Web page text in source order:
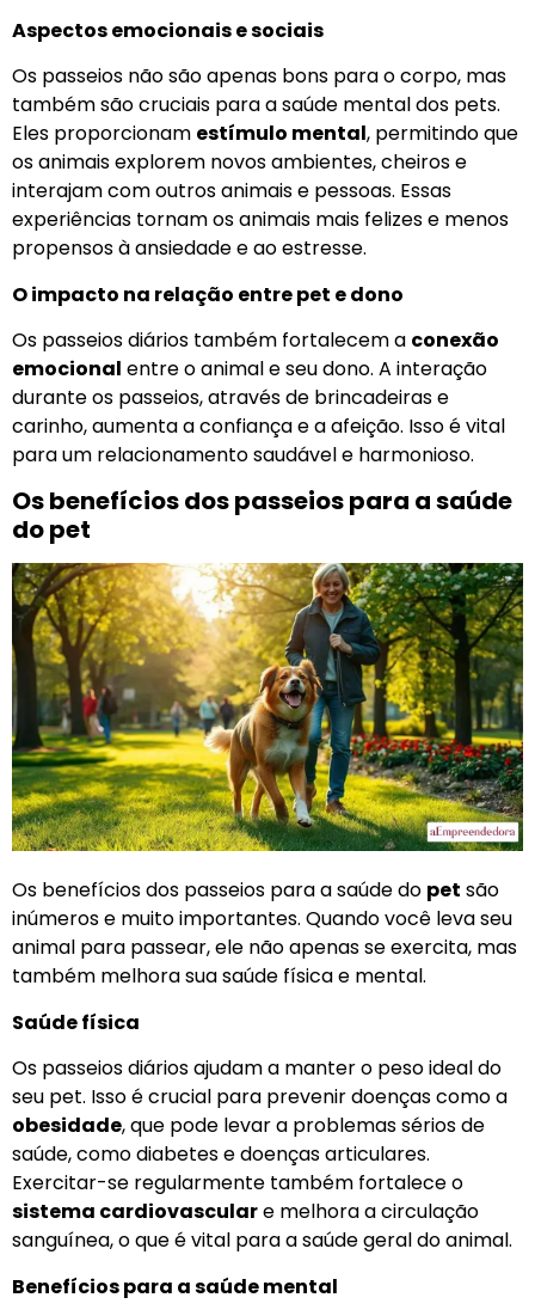
Aspectos emocionais e sociais
Os passeios não são apenas bons para o corpo, mas
também são cruciais para a saúde mental dos pets.
Eles proporcionam estímulo mental, permitindo que
os animais explorem novos ambientes, cheiros e
interajam com outros animais e pessoas. Essas
experiências tornam os animais mais felizes e menos
propensos à ansiedade e ao estresse.
O impacto na relação entre pet e dono
Os passeios diários também fortalecem a conexão
emocional entre o animal e seu dono. A interação
durante os passeios, através de brincadeiras e
carinho, aumenta a confiança e a afeição. Isso é vital
para um relacionamento saudável e harmonioso.
Os benefícios dos passeios para a saúde
do pet
Os benefícios dos passeios para a saúde do pet são
inúmeros e muito importantes. Quando você leva seu
animal para passear, ele não apenas se exercita, mas
também melhora sua saúde física e mental.
Saúde física
Os passeios diários ajudam a manter o peso ideal do
seu pet. Isso é crucial para prevenir doenças como a
obesidade, que pode levar a problemas sérios de
saúde, como diabetes e doenças articulares.
Exercitar-se regularmente também fortalece o
sistema cardiovasculare melhora a circulação
sanguínea, o que é vital para a saúde geral do animal.
Benefícios para a saúde mental